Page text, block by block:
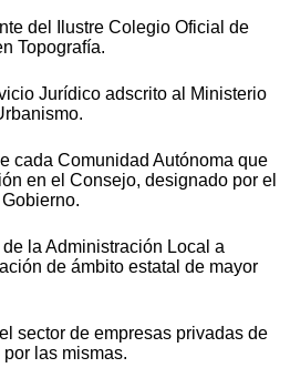
del Ilustre Colegio Oficial de
Topografía.
Jurídico adscrito al Ministerio
cada Comunidad Autónoma que
en el Consejo, designado por el
la Administración Local a
de ámbito estatal de mayor
sector de empresas privadas de
las mismas.